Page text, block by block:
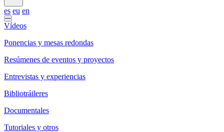
es eu en
Vídeos
Ponencias y mesas redondas
Resúmenes de eventos y proyectos
Entrevistas y experiencias
Bibliotráileres
Documentales
Tutoriales y otros